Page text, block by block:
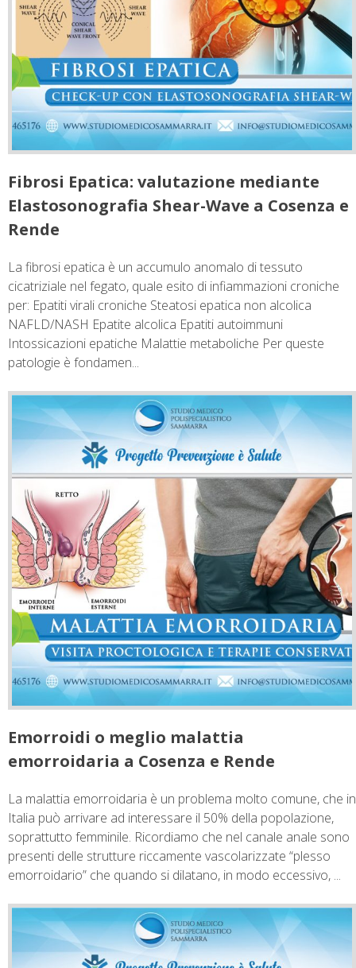
Fibrosi Epatica: valutazione mediante
Elastosonografia Shear-Wave a Cosenza e
Rende
La fibrosi epatica è un accumulo anomalo di tessuto
cicatriziale nel fegato, quale esito di infiammazioni croniche
per: Epatiti virali croniche Steatosi epatica non alcolica
NAFLD/NASH Epatite alcolica Epatiti autoimmuni
Intossicazioni epatiche Malattie metaboliche Per queste
patologie è fondamen...
Emorroidi o meglio malattia
emorroidaria a Cosenza e Rende
La malattia emorroidaria è un problema molto comune, che in
Italia può arrivare ad interessare il 50% della popolazione,
soprattutto femminile. Ricordiamo che nel canale anale sono
presenti delle strutture riccamente vascolarizzate “plesso
emorroidario” che quando si dilatano, in modo eccessivo, ...